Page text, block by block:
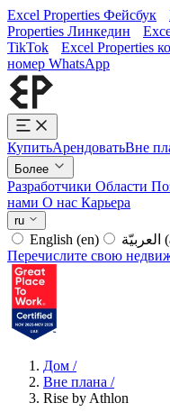
Excel Properties Фейсбук
Properties Линкедин
TikTok
Excel Properties
номер WhatsApp
КупитьАрендоватьВне
Более
Разработчики Области
нами О нас Карьера
ru
English (en)
Перечислите свою
Дом /
Вне плана /
Rise by Athlon